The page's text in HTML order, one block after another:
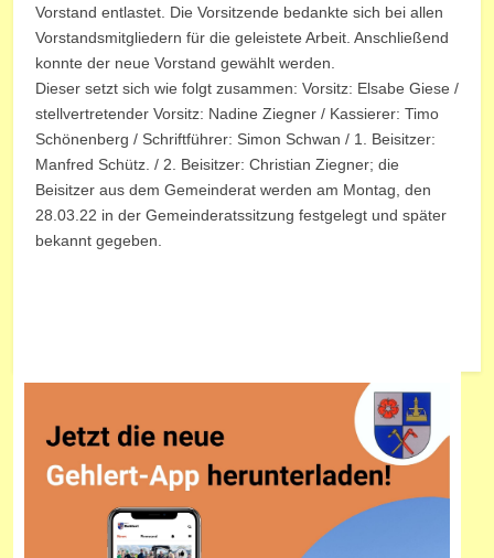
Vorstand entlastet. Die Vorsitzende bedankte sich bei allen
Vorstandsmitgliedern für die geleistete Arbeit. Anschließend
konnte der neue Vorstand gewählt werden.
Dieser setzt sich wie folgt zusammen: Vorsitz: Elsabe Giese /
stellvertretender Vorsitz: Nadine Ziegner / Kassierer: Timo
Schönenberg / Schriftführer: Simon Schwan / 1. Beisitzer:
Manfred Schütz. / 2. Beisitzer: Christian Ziegner; die
Beisitzer aus dem Gemeinderat werden am Montag, den
28.03.22 in der Gemeinderatssitzung festgelegt und später
bekannt gegeben.